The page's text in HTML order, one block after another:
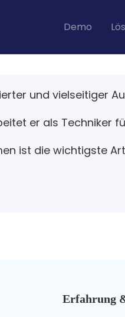
Demo
und vielseitiger
er als Techniker
ist die wichtigste
Erfahrung